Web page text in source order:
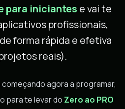
para iniciantes e vai te
profissionais,
forma rápida e efetiva
reais).
agora a programar,
para te levar do Zero ao PRO